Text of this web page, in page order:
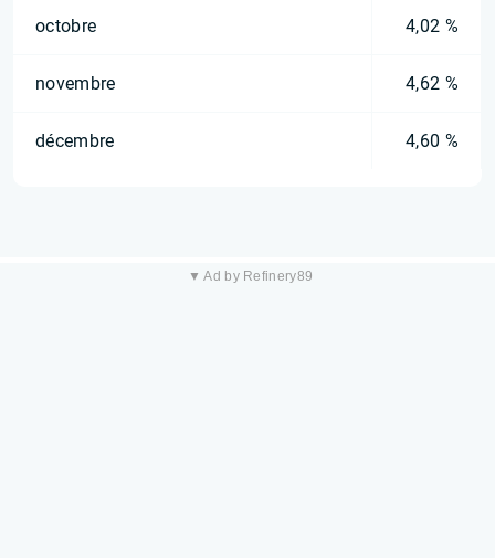
octobre 4,02 %
novembre 4,62 %
décembre 4,60 %
▼ Ad by Refinery89